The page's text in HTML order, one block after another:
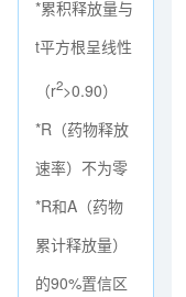
*累积释放量与
t平方根呈线性
（r2>0.90）
*R（药物释放
速率）不为零
*R和A（药物
累计释放量）
的90%置信区